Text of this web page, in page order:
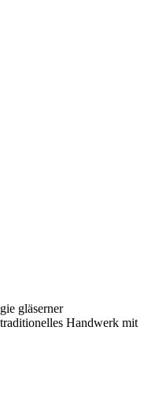
gläserner
Handwerk mit